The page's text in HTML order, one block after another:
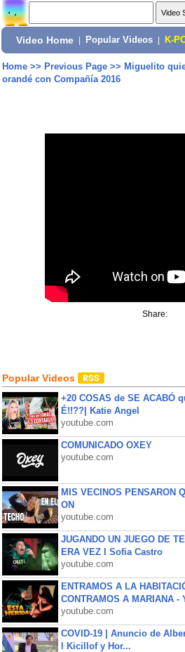
Video Home Popular Videos K-
Home>> Previous Page>> Miguelito
orandé con Compañía 2016
Share:
Popular Videos
+20 COSAS de SE ACABÓ
É!!??| Katie Angel
youtube.com
COMUNICADO OXEY
youtube.com
MIS VECINOS PENSARON
ON
youtube.com
JUGANDO UN JUEGO DE
ERA VEZ l Sofia Castro
youtube.com
ENTRAMOS A LA
CONTRAMOS A MARIANA -
youtube.com
COVID-19 | Anuncio de
l Kicillof y Hor...